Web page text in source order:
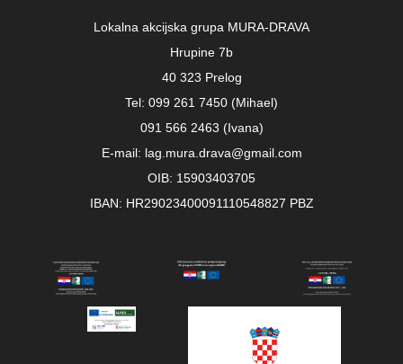
Lokalna akcijska grupa MURA-DRAVA
Hrupine 7b
40 323 Prelog
Tel: 099 261 7450 (Mihael)
091 566 2463 (Ivana)
E-mail: lag.mura.drava@gmail.com
OIB: 15903403705
IBAN: HR29023400091110548827 PBZ